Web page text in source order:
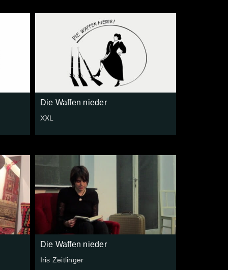
Die Waffen nieder
XXL
Die Waffen nieder
Iris Zeitlinger